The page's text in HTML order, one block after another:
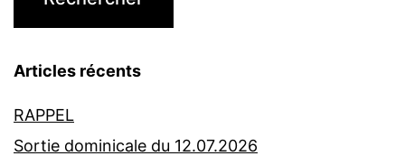
Articles récents
RAPPEL
Sortie dominicale du 12.07.2026